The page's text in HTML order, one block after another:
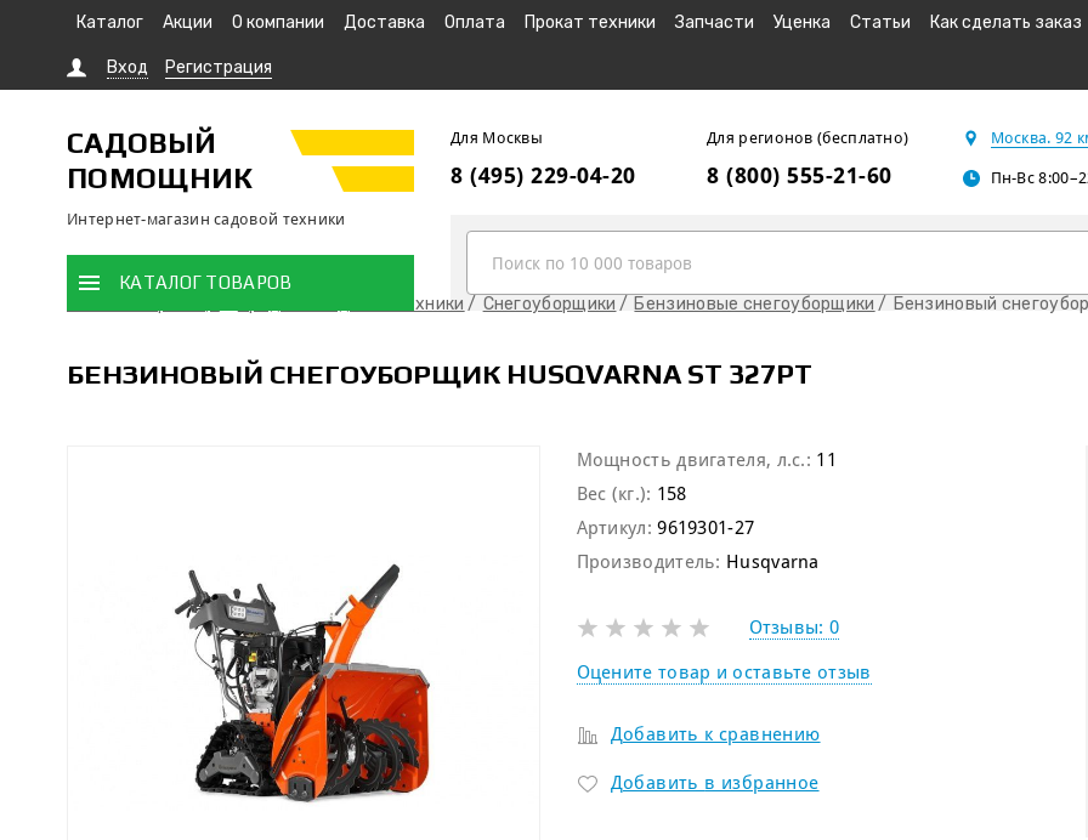
Каталог Акции О компании Доставка Оплата Прокат техники Запчасти Уценка Статьи Как сделать заказ
Вход Регистрация
САДОВЫЙ
ПОМОЩНИК
Интернет-магазин садовой техники
Для Москвы
8 (495) 229-04-20
Для регионов (бесплатно)
8 (800) 555-21-60
Москва. 92
Пн-Вс
КАТАЛОГ ТОВАРОВ
Продажа садовой техники Снегоуборщики Бензиновые снегоуборщики Бензиновый
БЕНЗИНОВЫЙ СНЕГОУБОРЩИК HUSQVARNA ST 327PT
Мощность двигателя, л.с.: 11
Вес (кг.): 158
Артикул: 9619301-27
Производитель: Husqvarna
Отзывы: 0
Оцените товар и оставьте отзыв
Добавить к сравнению
Добавить в избранное